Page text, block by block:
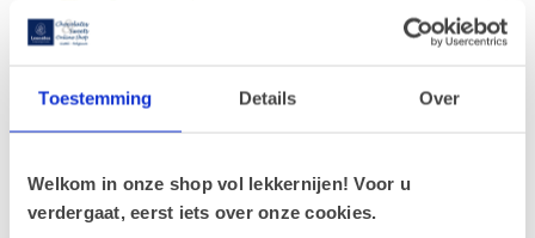
Toestemming Details Over
Welkom in onze shop vol lekkernijen! Voor u
verdergaat, eerst iets over onze cookies.
Op voorraad
€14,70
Leonidas Manons 500g
Op voorraad